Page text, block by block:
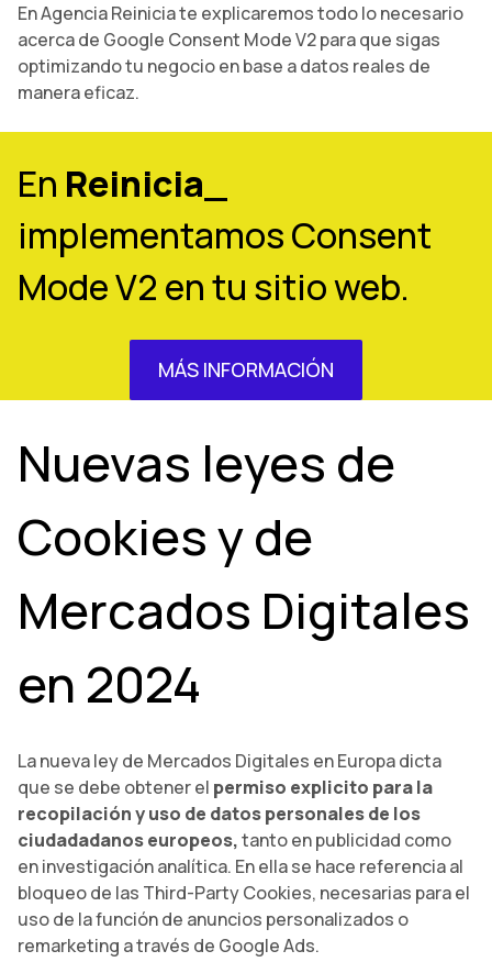
En Agencia Reinicia te explicaremos todo lo necesario
acerca de Google Consent Mode V2 para que sigas
optimizando tu negocio en base a datos reales de
manera eficaz.
En Reinicia_
implementamos Consent
Mode V2 en tu sitio web.
MÁS INFORMACIÓN
Nuevas leyes de
Cookies y de
Mercados Digitales
en 2024
La nueva ley de Mercados Digitales en Europa dicta
que se debe obtener el permiso explicito para la
recopilación y uso de datos personales de los
ciudadadanos europeos,tanto en publicidad como
en investigación analítica. En ella se hace referencia al
bloqueo de las Third-Party Cookies, necesarias para el
uso de la función de anuncios personalizados o
remarketing a través de Google Ads.